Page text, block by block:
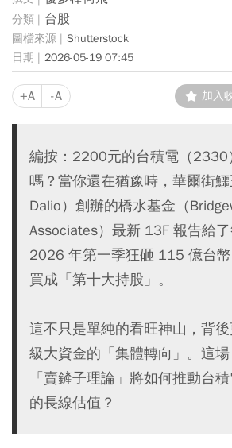
台股
Shutterstock
2026-05-19 07:45
+A -A 加入
編按：2200元的台積電（2330
嗎？當你還在猶豫時，華爾街
Dalio）創辦的橋水基金（
Associates）最新 13F 報告給
2026 年第一季狂砸 115 億台
買成「第十大持股」。
這不只是單純的看旺神山，背
級大資金的「集體轉向」。這
「賣鏟子理論」將如何推動台
的長線估值？